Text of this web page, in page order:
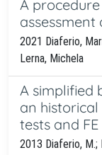
A
2021 Diaferio,
Lerna, Michela
A simplified
an
tests and
2013 Diaferio, M.;